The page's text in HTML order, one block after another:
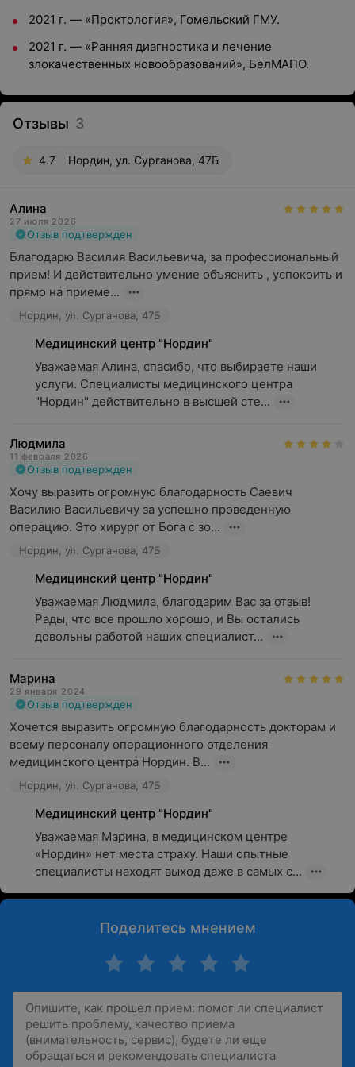
2021 г. — «Проктология», Гомельский ГМУ.
2021 г. — «Ранняя диагностика и лечение
злокачественных новообразований», БелМАПО.
Отзывы 3
4.7 Нордин, ул. Сурганова, 47Б
Алина
27 июля 2026
Отзыв подтвержден
Благодарю Василия Васильевича, за профессиональный
прием! И действительно умение объяснить , успокоить и
прямо на приеме...
Нордин, ул. Сурганова, 47Б
Медицинский центр "Нордин"
Уважаемая Алина, спасибо, что выбираете наши
услуги. Специалисты медицинского центра
"Нордин" действительно в высшей сте...
Людмила
11 февраля 2026
Отзыв подтвержден
Хочу выразить огромную благодарность Саевич
Василию Васильевичу за успешно проведенную
операцию. Это хирург от Бога с зо...
Нордин, ул. Сурганова, 47Б
Медицинский центр "Нордин"
Уважаемая Людмила, благодарим Вас за отзыв!
Рады, что все прошло хорошо, и Вы остались
довольны работой наших специалист...
Марина
29 января 2024
Отзыв подтвержден
Хочется выразить огромную благодарность докторам и
всему персоналу операционного отделения
медицинского центра Нордин. В...
Нордин, ул. Сурганова, 47Б
Медицинский центр "Нордин"
﻿Уважаемая Марина, в медицинском центре
«Нордин» нет места страху. Наши опытные
специалисты находят выход даже в самых с...
Поделитесь мнением